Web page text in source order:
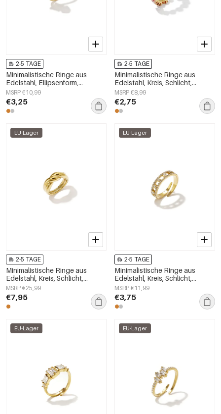
2-5 TAGE
Minimalistische Ringe aus
Edelstahl, Ellipsenform,
schlichte Alltags-Serie,
Damenschmuck
MSRP €10,99
€3,25
2-5 TAGE
Minimalistische Ringe aus
Edelstahl, Kreis, Schlicht,
Alltagsschmuck,
Damenschmuck
MSRP €8,99
€2,75
EU-Lager
2-5 TAGE
Minimalistische Ringe aus
Edelstahl, Kreis, Schlicht,
Alltagsschmuck,
Damenschmuck
MSRP €25,99
€7,95
EU-Lager
2-5 TAGE
Minimalistische Ringe aus
Edelstahl, Kreis, Schlicht,
Alltagsschmuck,
Damenschmuck
MSRP €11,99
€3,75
EU-Lager EU-Lager